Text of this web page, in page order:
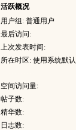
活跃概况
用户组: 普通用户
最后访问:
上次发表时间:
所在时区: 使用系统默认
空间访问量:
帖子数:
精华数:
日志数: